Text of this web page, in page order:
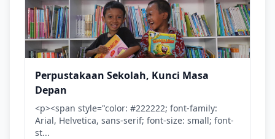
Perpustakaan Sekolah, Kunci Masa
Depan
<p><span style="color: #222222; font-family:
Arial, Helvetica, sans-serif; font-size: small; font-
st...